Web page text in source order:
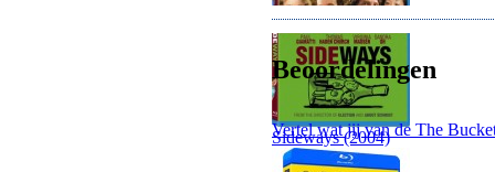
Sideways (2004)
Beoordelingen
Vertel wat jij van de The